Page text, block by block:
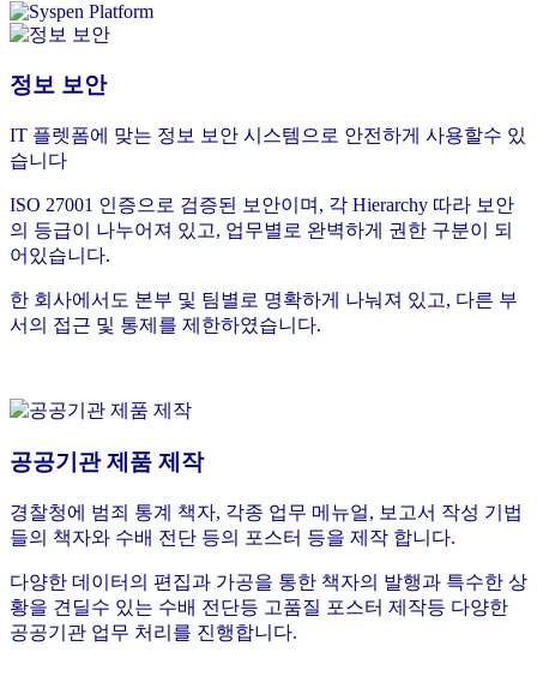
정보 보안
IT 플렛폼에 맞는 정보 보안 시스템으로 안전하게 사용할수 있
습니다
ISO 27001 인증으로 검증된 보안이며, 각 Hierarchy 따라 보안
의 등급이 나누어져 있고, 업무별로 완벽하게 권한 구분이 되
어있습니다.
한 회사에서도 본부 및 팀별로 명확하게 나눠져 있고, 다른 부
서의 접근 및 통제를 제한하였습니다.
공공기관 제품 제작
경찰청에 범죄 통계 책자, 각종 업무 메뉴얼, 보고서 작성 기법
들의 책자와 수배 전단 등의 포스터 등을 제작 합니다.
다양한 데이터의 편집과 가공을 통한 책자의 발행과 특수한 상
황을 견딜수 있는 수배 전단등 고품질 포스터 제작등 다양한
공공기관 업무 처리를 진행합니다.